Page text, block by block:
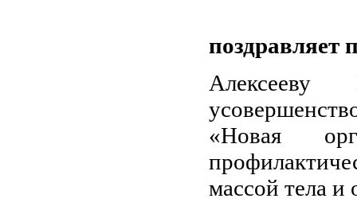
поздравляет
Алексееву
«Новая
массой тела